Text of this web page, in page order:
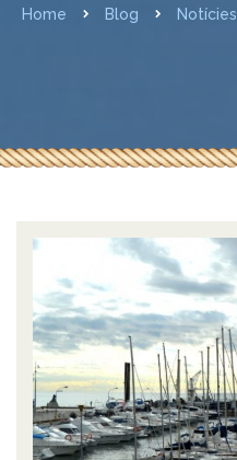
Home Blog Notícies